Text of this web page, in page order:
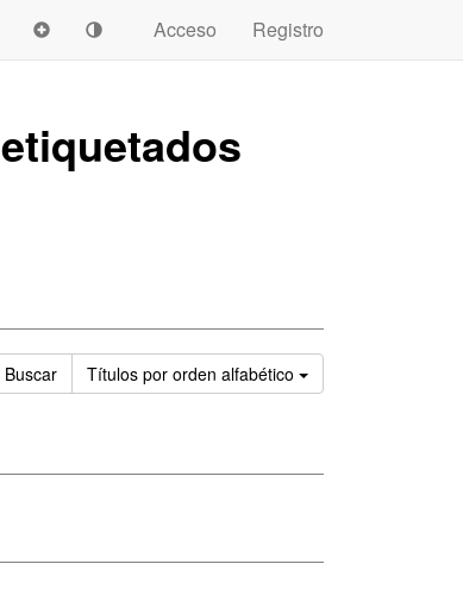
Acceso
Registro
etiquetados
Buscar Títulos por orden alfabético Ordenar